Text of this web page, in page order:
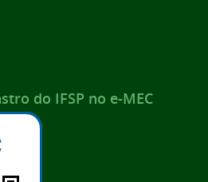
do IFSP no e-MEC